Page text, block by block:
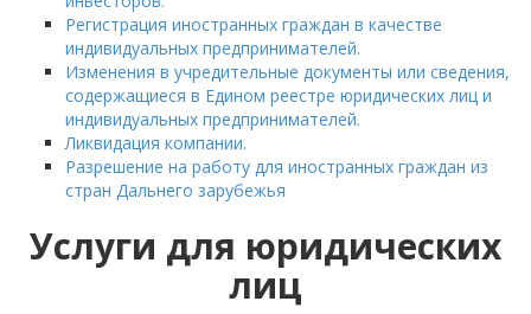
Регистрация иностранных граждан в качестве
индивидуальных предпринимателей.
Изменения в учредительные документы или сведения,
содержащиеся в Едином реестре юридических лиц и
индивидуальных предпринимателей.
Ликвидация компании.
Разрешение на работу для иностранных граждан из
стран Дальнего зарубежья
Услуги для юридических
лиц